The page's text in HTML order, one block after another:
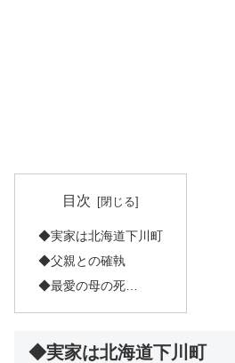
目次
◆実家は北海道下川町
◆父親との確執
◆最愛の母の死…
◆実家は北海道下川町